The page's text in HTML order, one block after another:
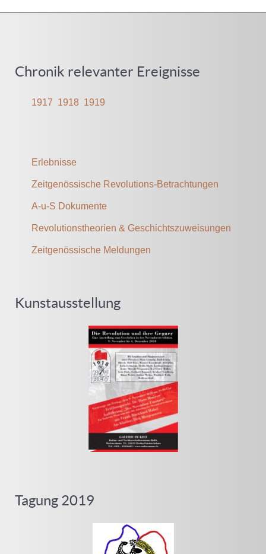
Chronik relevanter Ereignisse
1917 1918 1919
Erlebnisse
Zeitgenössische Revolutions-Betrachtungen
A-u-S Dokumente
Revolutionstheorien & Geschichtszuweisungen
Zeitgenössische Meldungen
Kunstausstellung
Tagung 2019